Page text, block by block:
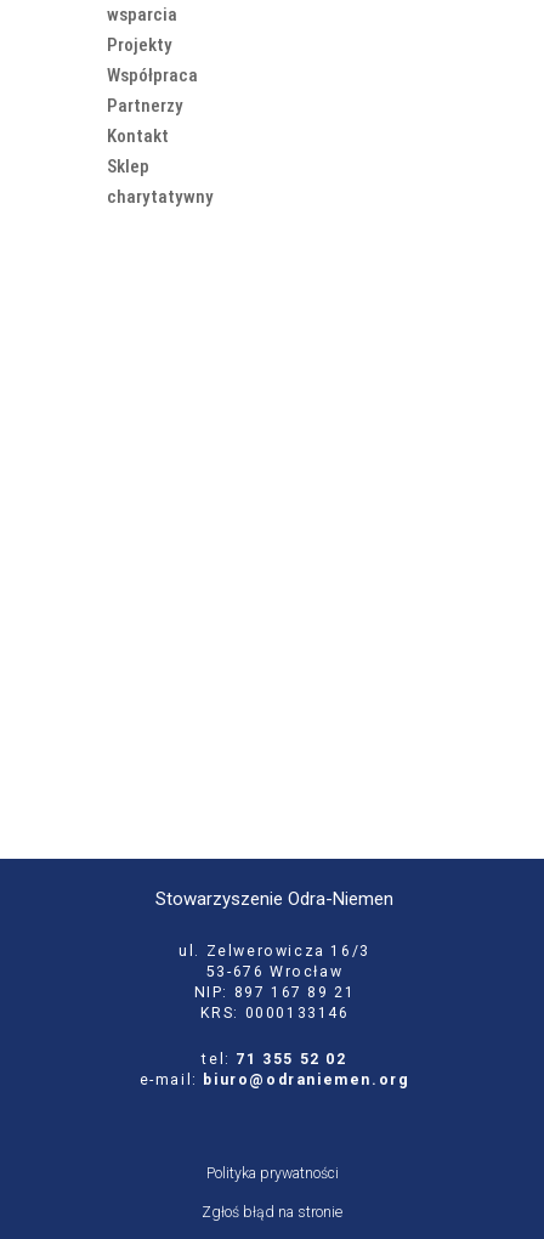
wsparcia
Projekty
Współpraca
Partnerzy
Kontakt
Sklep
charytatywny
Stowarzyszenie Odra-Niemen
ul. Zelwerowicza 16/3
53-676 Wrocław
NIP: 897 167 89 21
KRS: 0000133146
tel: 71 355 52 02
e-mail:
biuro@odraniemen.org
Polityka prywatności
Zgłoś błąd na stronie